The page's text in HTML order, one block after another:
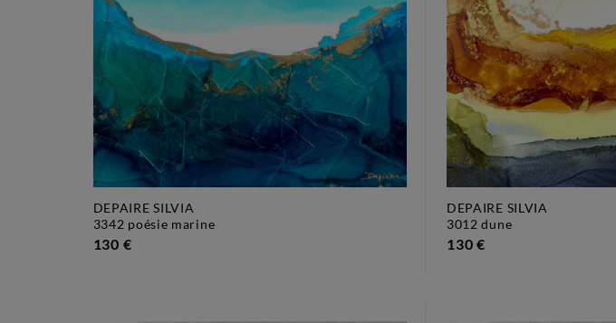
DEPAIRE SILVIA
3342 poésie marine
130 €
DEPAIRE SILVIA
3012 dune
130 €